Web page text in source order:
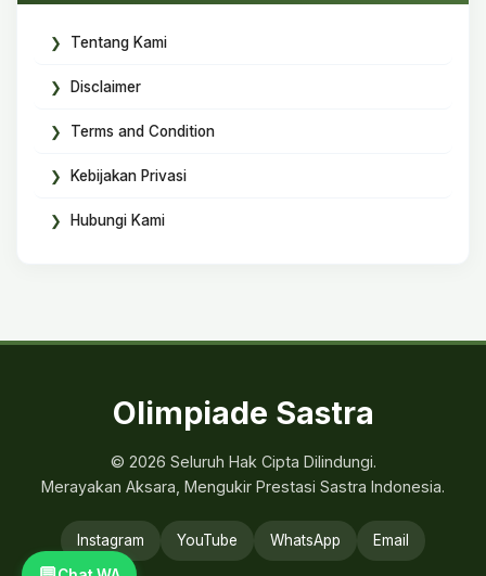
Tentang Kami
Disclaimer
Terms and Condition
Kebijakan Privasi
Hubungi Kami
Olimpiade Sastra
© 2026 Seluruh Hak Cipta Dilindungi.
Merayakan Aksara, Mengukir Prestasi Sastra Indonesia.
Instagram YouTube WhatsApp Email